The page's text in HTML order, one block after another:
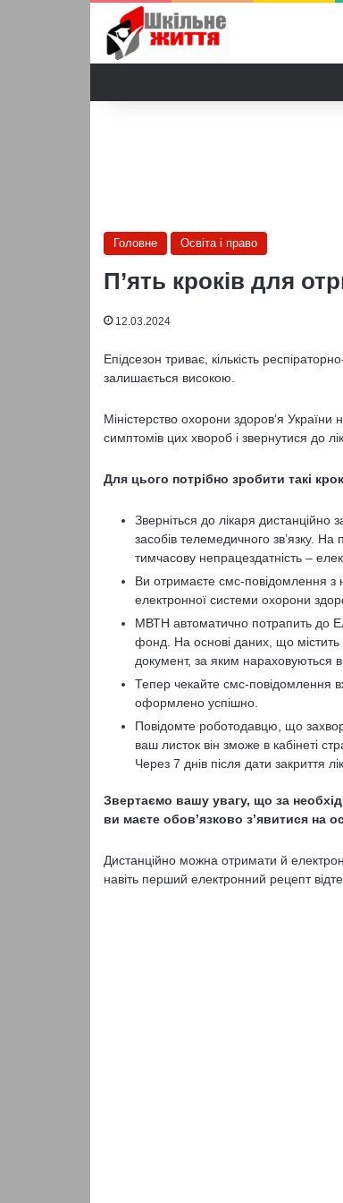
Головне Освіта і право
П’ять кроків для
12.03.2024
Епідсезон триває, кількість
залишається високою.
Міністерство охорони здоров’я
симптомів цих хвороб і звернутися до
Для цього потрібно зробити такі
Зверніться до лікаря дистанційно
засобів телемедичного зв’язку.
тимчасову непрацездатність –
Ви отримаєте смс-повідомлення з
електронної системи охорони
МВТН автоматично потрапить до
фонд. На основі даних, що
документ, за яким нараховуються
Тепер чекайте смс-повідомлення
оформлено успішно.
Повідомте роботодавцю, що
ваш листок він зможе в кабінеті
Через 7 днів після дати закриття
Звертаємо вашу увагу, що за
ви маєте обов’язково з’явитися на
Дистанційно можна отримати й
навіть перший електронний рецепт